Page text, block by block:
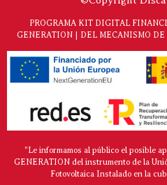
PROGRAMA KIT DIGITAL
GENERATION | DEL MECANISMO
"Le informamos al público el posible
GENERATION del instrumento de la
Fotovoltaica Instalado en la